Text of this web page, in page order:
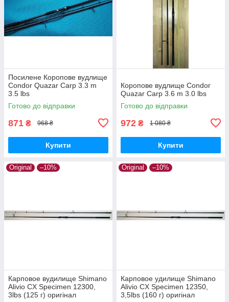
Посилене Коропове вудлище
Condor Quazar Carp 3.3 m
3.5 lbs
Готово до відправки
871 ₴ 968 ₴
Купити
Коропове вудлище Condor
Quazar Carp 3.6 m 3.0 lbs
Готово до відправки
972 ₴ 1 080 ₴
Купити
Original –10%
Карповое вудилище Shimano
Alivio CX Specimen 12300,
3lbs (125 г) оригінал
Original –10%
Карповое удилище Shimano
Alivio CX Specimen 12350,
3,5lbs (160 г) оригінал